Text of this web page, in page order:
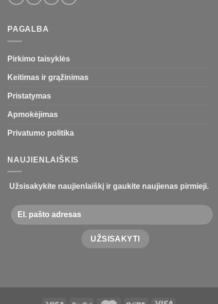
PAGALBA
Pirkimo taisyklės
Keitimas ir grąžinimas
Pristatymas
Apmokėjimas
Privatumo politika
NAUJIENLAIŠKIS
Užsisakykite naujienlaiškį ir gaukite naujienas pirmieji.